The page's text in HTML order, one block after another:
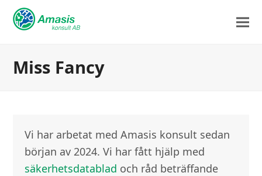
Miss Fancy
Vi har arbetat med Amasis konsult sedan
början av 2024. Vi har fått hjälp med
säkerhetsdatablad och råd beträffande